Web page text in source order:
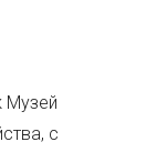
Музей
с